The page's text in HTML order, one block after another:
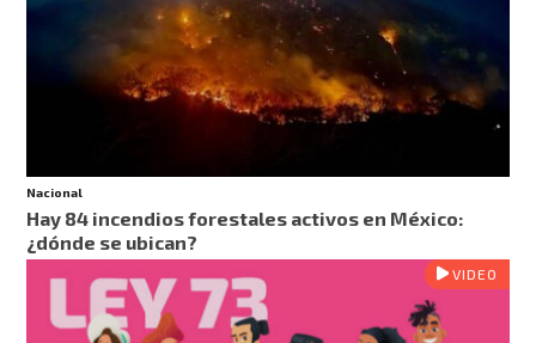
Nacional
Hay 84 incendios forestales activos en México:
¿dónde se ubican?
VIDEO